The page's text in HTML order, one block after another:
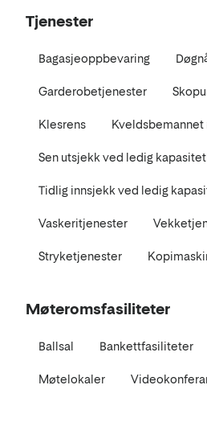
Tjenester
Bagasjeoppbevaring
Garderobetjenester
Klesrens Kveldsbemannet
Sen utsjekk ved ledig kapasitet
Tidlig innsjekk ved ledig
Vaskeritjenester
Stryketjenester
Møteromsfasiliteter
Ballsal Bankettfasiliteter
Møtelokaler